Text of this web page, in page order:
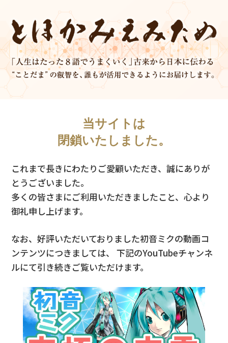
当サイトは
閉鎖いたしました。
これまで長きにわたりご愛顧いただき、誠にありが
とうございました。
多くの皆さまにご利用いただきましたこと、心より
御礼申し上げます。
なお、好評いただいておりました初音ミクの動画コ
ンテンツにつきましては、
下記のYouTubeチャンネ
ルにて引き続きご覧いただけます。